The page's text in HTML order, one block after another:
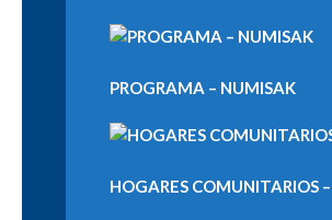
PROGRAMA – NUMISAK
HOGARES COMUNITARIOS